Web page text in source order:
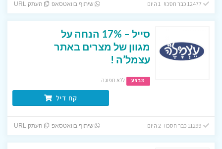
שיתוף בוואטסאפ העתק URL
סייל – 17% הנחה על
מגוון של מצרים באתר
עצמל’ה !
מבצע ללא תפוגה
קח דיל
שיתוף בוואטסאפ העתק URL